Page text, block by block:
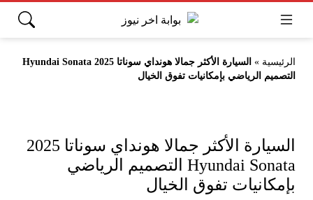
الرئيسية »
السيارة الأكثر جمالا هونداي سوناتا 2025 Hyundai Sonata
التصميم الرياضي بإمكانيات تفوق الخيال
السيارة الأكثر جمالا هونداي سوناتا 2025
Hyundai Sonata التصميم الرياضي
بإمكانيات تفوق الخيال